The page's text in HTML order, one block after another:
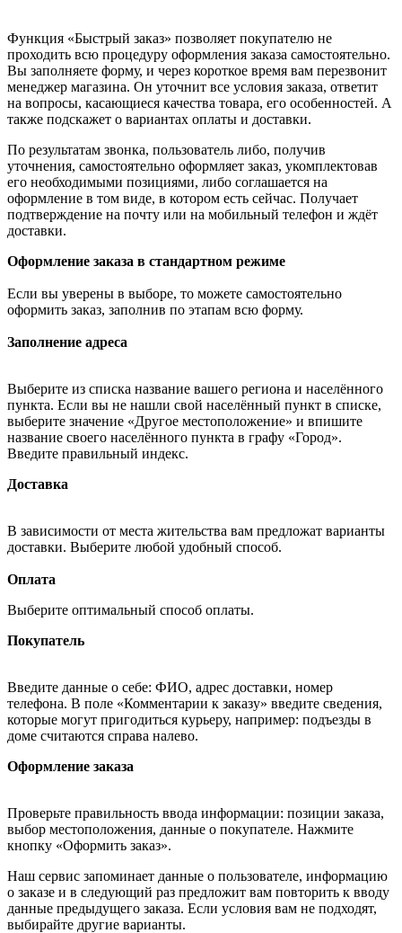
Функция «Быстрый заказ» позволяет покупателю не
проходить всю процедуру оформления заказа самостоятельно.
Вы заполняете форму, и через короткое время вам перезвонит
менеджер магазина. Он уточнит все условия заказа, ответит
на вопросы, касающиеся качества товара, его особенностей. А
также подскажет о вариантах оплаты и доставки.
По результатам звонка, пользователь либо, получив
уточнения, самостоятельно оформляет заказ, укомплектовав
его необходимыми позициями, либо соглашается на
оформление в том виде, в котором есть сейчас. Получает
подтверждение на почту или на мобильный телефон и ждёт
доставки.
Оформление заказа в стандартном режиме
Если вы уверены в выборе, то можете самостоятельно
оформить заказ, заполнив по этапам всю форму.
Заполнение адреса
Выберите из списка название вашего региона и населённого
пункта. Если вы не нашли свой населённый пункт в списке,
выберите значение «Другое местоположение» и впишите
название своего населённого пункта в графу «Город».
Введите правильный индекс.
Доставка
В зависимости от места жительства вам предложат варианты
доставки. Выберите любой удобный способ.
Оплата
Выберите оптимальный способ оплаты.
Покупатель
Введите данные о себе: ФИО, адрес доставки, номер
телефона. В поле «Комментарии к заказу» введите сведения,
которые могут пригодиться курьеру, например: подъезды в
доме считаются справа налево.
Оформление заказа
Проверьте правильность ввода информации: позиции заказа,
выбор местоположения, данные о покупателе. Нажмите
кнопку «Оформить заказ».
Наш сервис запоминает данные о пользователе, информацию
о заказе и в следующий раз предложит вам повторить к вводу
данные предыдущего заказа. Если условия вам не подходят,
выбирайте другие варианты.